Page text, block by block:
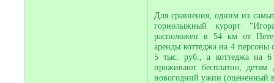
Для сравнения, одним из
горнолыжный курорт
расположен в 54 км от
аренды коттеджа на 4 персоны
5 тыс. руб., а коттеджа на
проживают бесплатно, детям
новогодний ужин (оцененный